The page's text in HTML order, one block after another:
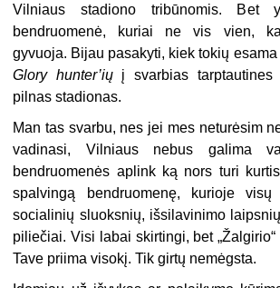
Vilniaus stadiono tribūnomis. Bet
bendruomenė, kuriai ne vis vien,
gyvuoja. Bijau pasakyti, kiek tokių esama
Glory hunter’iųį svarbias tarptautines
pilnas stadionas.
Man tas svarbu, nes jei mes neturėsim
vadinasi, Vilniaus nebus galima
bendruomenės aplink ką nors turi
spalvingą bendruomenę, kurioje visų
socialinių sluoksnių, išsilavinimo
piliečiai. Visi labai skirtingi, bet
Tave priima visokį. Tik girtų nemėgsta.